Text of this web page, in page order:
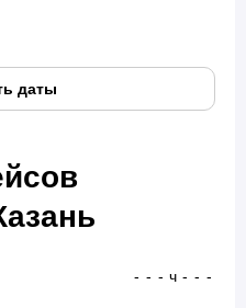
даты
- - - ч - - -